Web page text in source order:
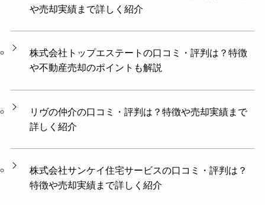
や売却実績まで詳しく紹介
株式会社トップエステートの口コミ・評判は？特徴
や不動産売却のポイントも解説
リヴの仲介の口コミ・評判は？特徴や売却実績まで
詳しく紹介
株式会社サンケイ住宅サービスの口コミ・評判は？
特徴や売却実績まで詳しく紹介